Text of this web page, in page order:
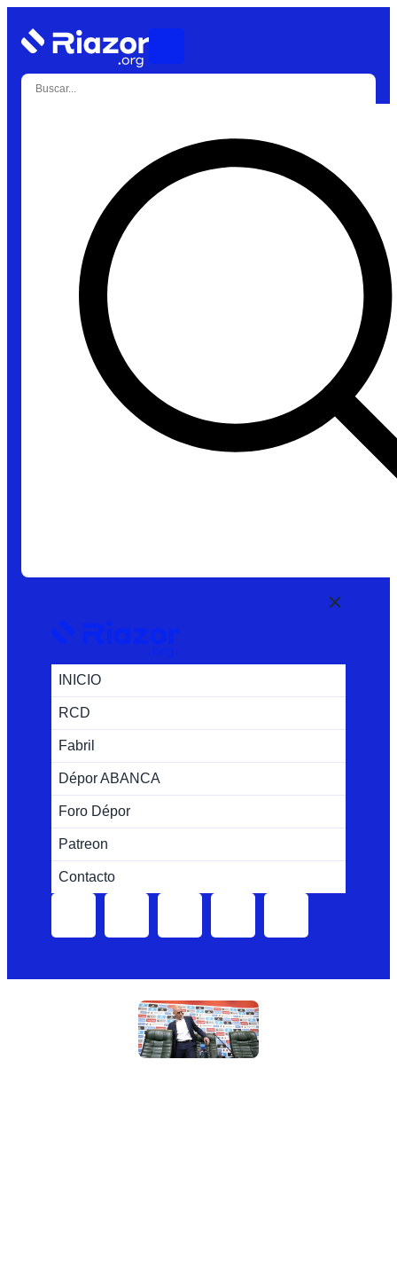
INICIO
RCD
Fabril
Dépor ABANCA
Foro Dépor
Patreon
Contacto